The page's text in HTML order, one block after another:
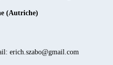
(Autriche)
erich.szabo@gmail.com